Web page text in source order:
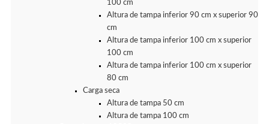
100 cm
Altura de tampa inferior 90 cm x superior 90
cm
Altura de tampa inferior 100 cm x superior
100 cm
Altura de tampa inferior 100 cm x superior
80 cm
Carga seca
Altura de tampa 50 cm
Altura de tampa 100 cm